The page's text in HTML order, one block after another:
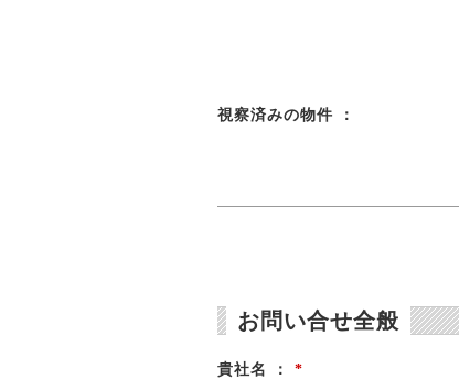
視察済みの物件 ：
お問い合せ全般
貴社名 ： *